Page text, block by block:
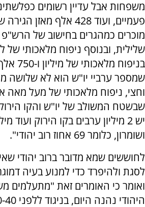
משפחות אבל עדיין רשומים
מוכרים כמהגרים בחישוב של
שלילית, ובנוסף ניפוח מלאכותי של
בניפוח
שמספר ערביי יו"ש הוא לא שלושה
וחצי, ניפוח מלאכותי של מעל מאה
יש 2 מיליון ערבים בקו הירוק ועוד
ושומרון, כלומר 69 אחוז רוב יהודי".
לחוששים שמא מדובר ברוב יהודי
לסגת ולהיפרד כדי למנוע בעיה
ואומר כי האומרים זאת "מתעלמים